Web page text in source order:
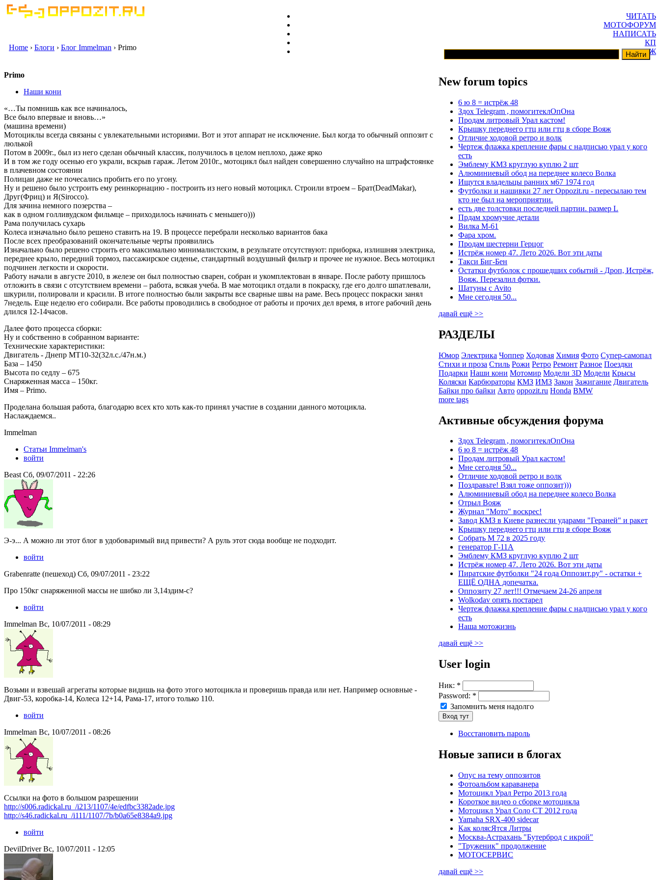
ЧИТАТЬ
МОТОФОРУМ
НАПИСАТЬ
КП
ГАРАЖ
Home › Блоги › Блог Immelman › Primo
Primo
Наши кони
«…Ты помнишь как все начиналось,
Все было впервые и вновь…»
(машина времени)
Мотоциклы всегда связаны с увлекательными историями. Вот и этот аппарат не исключение. Был когда то обычный оппозит с
люлькой
Потом в 2009г., был из него сделан обычный классик, получилось в целом неплохо, даже ярко
И в том же году осенью его украли, вскрыв гараж. Летом 2010г., мотоцикл был найден совершенно случайно на штрафстоянке
в плачевном состоянии
Полицаи даже не почесались пробить его по угону.
Ну и решено было устроить ему реинкорнацию - построить из него новый мотоцикл. Строили втроем – Брат(DeadMakar),
Друг(Фриц) и Я(Sirocco).
Для зачина немного позерства –
как в одном голливудском фильмце – приходилось начинать с меньшего)))
Рама получилась cухарь
Колеса изначально было решено ставить на 19. В процессе перебрали несколько вариантов бака
После всех преобразований окончательные черты проявились
Изначально было решено строить его максимально минималистским, в результате отсутствуют: приборка, излишняя электрика,
переднее крыло, передний тормоз, пассажирское сиденье, стандартный воздушный фильтр и прочее не нужное. Весь мотоцикл
подчинен легкости и скорости.
Работу начали в августе 2010, в железе он был полностью сварен, собран и укомплектован в январе. После работу пришлось
отложить в связи с отсутствием времени – работа, всякая учеба. В мае мотоцикл отдали в покраску, где его долго шпатлевали,
шкурили, полировали и красили. В итоге полностью были закрыты все сварные швы на раме. Весь процесс покраски занял
7недель. Еще неделю его собирали. Все работы проводились в свободное от работы и прочих дел время, в итоге рабочий день
длился 12-14часов.
Далее фото процесса сборки:
Ну и собственно в собранном варианте:
Технические характеристики:
Двигатель - Днепр МТ10-32(32л.с./47н.м.)
База – 1450
Высота по седлу – 675
Снаряженная масса – 150кг.
Имя – Primo.
Проделана большая работа, благодарю всех кто хоть как-то принял участие в создании данного мотоцикла.
Наслаждаемся..
Immelman
Статьи Immelman's
войти
Beast Сб, 09/07/2011 - 22:26
Э-э... А можно ли этот блог в удобоваримый вид привести? А руль этот сюда вообще не подходит.
войти
Grabenratte (пешеход) Сб, 09/07/2011 - 23:22
Про 150кг снаряженной массы не шибко ли 3,14здим-с?
войти
Immelman Вс, 10/07/2011 - 08:29
Возьми и взвешай агрегаты которые видишь на фото этого мотоцикла и проверишь правда или нет. Например основные -
Двиг-53, коробка-14, Колеса 12+14, Рама-17, итого только 110.
войти
Immelman Вс, 10/07/2011 - 08:26
Ссылки на фото в большом разрешении
http://s006.radickal.ru_/i213/1107/4e/edfbc3382ade.jpg
http://s46.radickal.ru_/i111/1107/7b/b0a65e8384a9.jpg
войти
DevilDriver Вс, 10/07/2011 - 12:05
New forum topics
6 ю 8 = истрёж 48
Здох Telegram , помогитеклОпОна
Продам литровый Урал кастом!
Крышку переднего гтц или гтц в сборе Вояж
Отличие ходовой ретро и волк
Чертеж флажка крепление фары с надписью урал у кого
есть
Эмблему КМЗ круглую куплю 2 шт
Алюминиевый обод на переднее колесо Волка
Ищутся владельцы ранних м67 1974 год
Футболки и нашивки 27 лет Oppozit.ru - пересылаю тем
кто не был на мероприятии.
есть две толстовки последней партии. размер L
Прдам хромучие детали
Вилка М-61
Фара хром.
Продам шестерни Герцог
Истрёж номер 47. Лето 2026. Вот эти даты
Такси Биг-Бен
Остатки футболок с прошедших событий - Дроп, Истрёж,
Вояж. Перезалил фотки.
Шатуны с Avito
Мне сегодня 50...
давай ещё >>
РАЗДЕЛЫ
Юмор Электрика Чоппер Ходовая Химия Фото Супер-самопал
Стихи и проза Стиль Рожи Ретро Ремонт Разное Поездки
Подарки Наши кони Мотомир Модели 3D Модели Крысы
Коляски Карбюраторы КМЗ ИМЗ Закон Зажигание Двигатель
Байки про байки Авто oppozit.ru Honda BMW
more tags
Активные обсуждения форума
Здох Telegram , помогитеклОпОна
6 ю 8 = истрёж 48
Продам литровый Урал кастом!
Мне сегодня 50...
Отличие ходовой ретро и волк
Поздравьте! Взял тоже оппозит)))
Алюминиевый обод на переднее колесо Волка
Отрыл Вояж
Журнал "Мото" воскрес!
Завод КМЗ в Киеве разнесли ударами "Гераней" и ракет
Крышку переднего гтц или гтц в сборе Вояж
Собрать М 72 в 2025 году
генератор Г-11А
Эмблему КМЗ круглую куплю 2 шт
Истрёж номер 47. Лето 2026. Вот эти даты
Пиратские футболки "24 года Оппозит.ру" - остатки +
ЕЩЁ ОДНА допечатка.
Оппозиту 27 лет!!! Отмечаем 24-26 апреля
Wolkodav опять постарел
Чертеж флажка крепление фары с надписью урал у кого
есть
Наша мотожизнь
давай ещё >>
User login
Ник: *
Password: *
Запомнить меня надолго
Восстановить пароль
Новые записи в блогах
Опус на тему оппозитов
Фотоальбом караванера
Мотоцикл Урал Ретро 2013 года
Короткое видео о сборке мотоцикла
Мотоцикл Урал Соло СТ 2012 года
Yamaha SRX-400 sidecar
Как колясЯтся Литры
Москва-Астрахань "Бутерброд с икрой"
"Труженик" продолжение
МОТОСЕРВИС
давай ещё >>